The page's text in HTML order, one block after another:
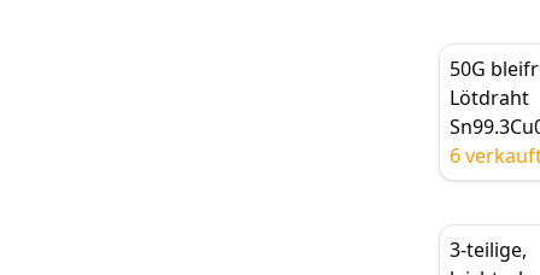
50G
Lötdraht
0.5-
6
3-teilige,